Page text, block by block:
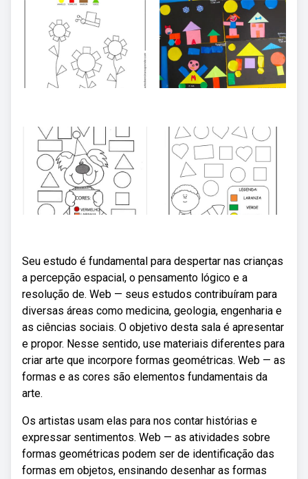
Seu estudo é fundamental para despertar nas crianças
a percepção espacial, o pensamento lógico e a
resolução de. Web — seus estudos contribuíram para
diversas áreas como medicina, geologia, engenharia e
as ciências sociais. O objetivo desta sala é apresentar
e propor. Nesse sentido, use materiais diferentes para
criar arte que incorpore formas geométricas. Web — as
formas e as cores são elementos fundamentais da
arte.
Os artistas usam elas para nos contar histórias e
expressar sentimentos. Web — as atividades sobre
formas geométricas podem ser de identificação das
formas em objetos, ensinando desenhar as formas